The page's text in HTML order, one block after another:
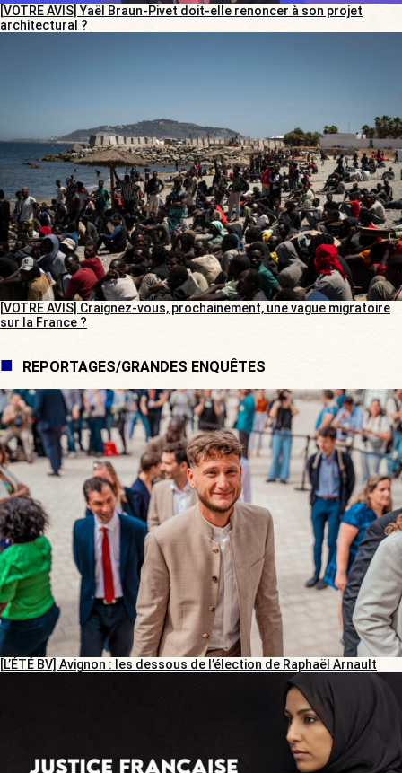
[VOTRE AVIS] Yaël Braun-Pivet doit-elle renoncer à son projet
architectural ?
[VOTRE AVIS] Craignez-vous, prochainement, une vague migratoire
sur la France ?
REPORTAGES/GRANDES ENQUÊTES
[L’ÉTÉ BV] Avignon : les dessous de l’élection de Raphaël Arnault